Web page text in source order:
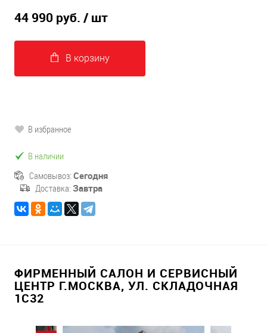
44 990 руб. / шт
В корзину
В избранное
В наличии
Самовывоз: Сегодня
Доставка: Завтра
ФИРМЕННЫЙ САЛОН И СЕРВИСНЫЙ
ЦЕНТР Г.МОСКВА, УЛ. СКЛАДОЧНАЯ
1С32